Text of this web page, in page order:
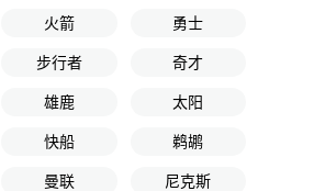
火箭 勇士
步行者 奇才
雄鹿 太阳
快船 鹈鹕
曼联 尼克斯